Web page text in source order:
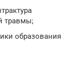
травмы;
образования